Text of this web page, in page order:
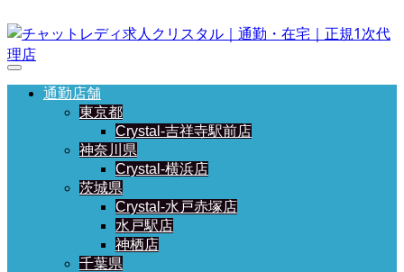
通勤店舗
東京都
Crystal-吉祥寺駅前店
神奈川県
Crystal-横浜店
茨城県
Crystal-水戸赤塚店
水戸駅店
神栖店
千葉県